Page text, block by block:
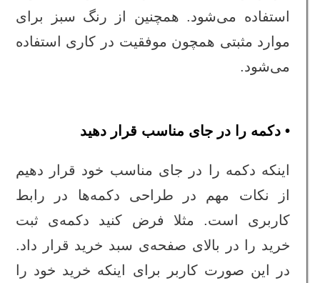
استفاده می‌شود. همچنین از رنگ سبز برای
موارد مثبتی همچون موفقیت در کاری استفاده
می‌شود.
• دکمه را در جای مناسب قرار دهید
اینکه دکمه را در جای مناسب خود قرار دهیم
از نکات مهم در طراحی دکمه‌ها در رابط
کاربری است. مثلا فرض کنید دکمه‌ی ثبت
خرید را در بالای صفحه‌ی سبد خرید قرار داد.
در این صورت کاربر برای اینکه خرید خود را